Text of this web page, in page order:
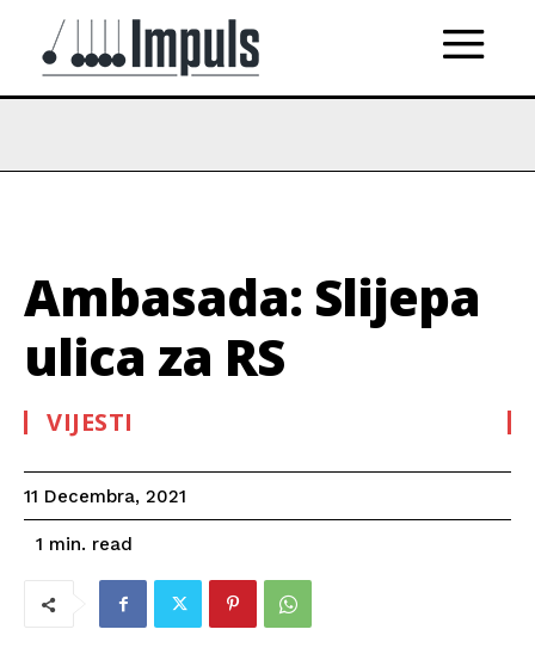
Ambasada: Slijepa
ulica za RS
VIJESTI
11 Decembra, 2021
1 min. read